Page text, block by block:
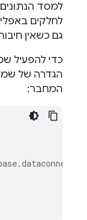
למסד
לחלקים
גם כשאין
כדי להפעיל
הגדרה של
המחבר: